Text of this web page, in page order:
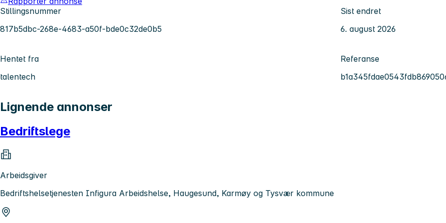
Stillingsnummer
817b5dbc-268e-4683-a50f-bde0c32de0b5
Sist endret
6. august 2026
Hentet fra
talentech
Referanse
Lignende annonser
Bedriftslege
Arbeidsgiver
Bedriftshelsetjenesten Infigura Arbeidshelse, Haugesund, Karmøy og Tysvær kommune